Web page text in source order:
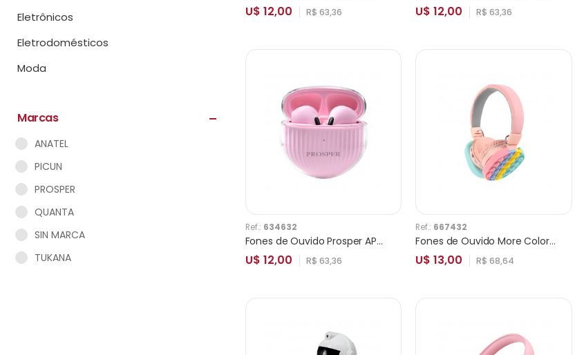
Eletrônicos
Eletrodomésticos
Moda
Marcas
ANATEL
PICUN
PROSPER
QUANTA
SIN MARCA
TUKANA
U$ 12,00 R$ 63,36 U$ 12,00 R$ 63,36
Ref.: 634632
Fones de Ouvido Prosper APRO-15 Rosa
U$ 12,00 R$ 63,36
Ref.: 667432
Fones de Ouvido More Colors Pop It
U$ 13,00 R$ 68,64